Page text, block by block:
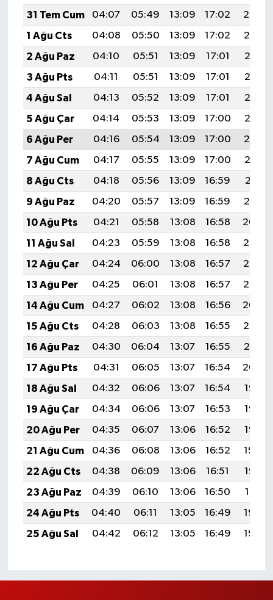
31 Tem Cum
04:07 05:49 13:09 17:02
20:20
1 Ağu Cts
04:08 05:50 13:09 17:02
20:19
2 Ağu Paz
04:10 05:51 13:09 17:01
20:18
3 Ağu Pts
04:11 05:51 13:09 17:01
20:17
4 Ağu Sal
04:13 05:52 13:09 17:01
20:16
5 Ağu Çar
04:14 05:53 13:09 17:00
20:15
6 Ağu Per
04:16 05:54 13:09 17:00
20:14
7 Ağu Cum
04:17 05:55 13:09 17:00
20:12
8 Ağu Cts
04:18 05:56 13:09 16:59
20:11
9 Ağu Paz
04:20 05:57 13:09 16:59
20:10
10 Ağu Pts
04:21 05:58 13:08 16:58
20:09
11 Ağu Sal
04:23 05:59 13:08 16:58
20:08
12 Ağu Çar
04:24 06:00 13:08 16:57
20:06
13 Ağu Per
04:25 06:01 13:08 16:57
20:05
14 Ağu Cum
04:27 06:02 13:08 16:56
20:04
15 Ağu Cts
04:28 06:03 13:08 16:55
20:02
16 Ağu Paz
04:30 06:04 13:07 16:55
20:01
17 Ağu Pts
04:31 06:05 13:07 16:54
20:00
18 Ağu Sal
04:32 06:06 13:07 16:54
19:58
19 Ağu Çar
04:34 06:06 13:07 16:53
19:57
20 Ağu Per
04:35 06:07 13:06 16:52
19:56
21 Ağu Cum
04:36 06:08 13:06 16:52
19:54
22 Ağu Cts
04:38 06:09 13:06 16:51
19:53
23 Ağu Paz
04:39 06:10 13:06 16:50
19:51
24 Ağu Pts
04:40 06:11 13:05 16:49
19:50
25 Ağu Sal
04:42 06:12 13:05 16:49 19:48